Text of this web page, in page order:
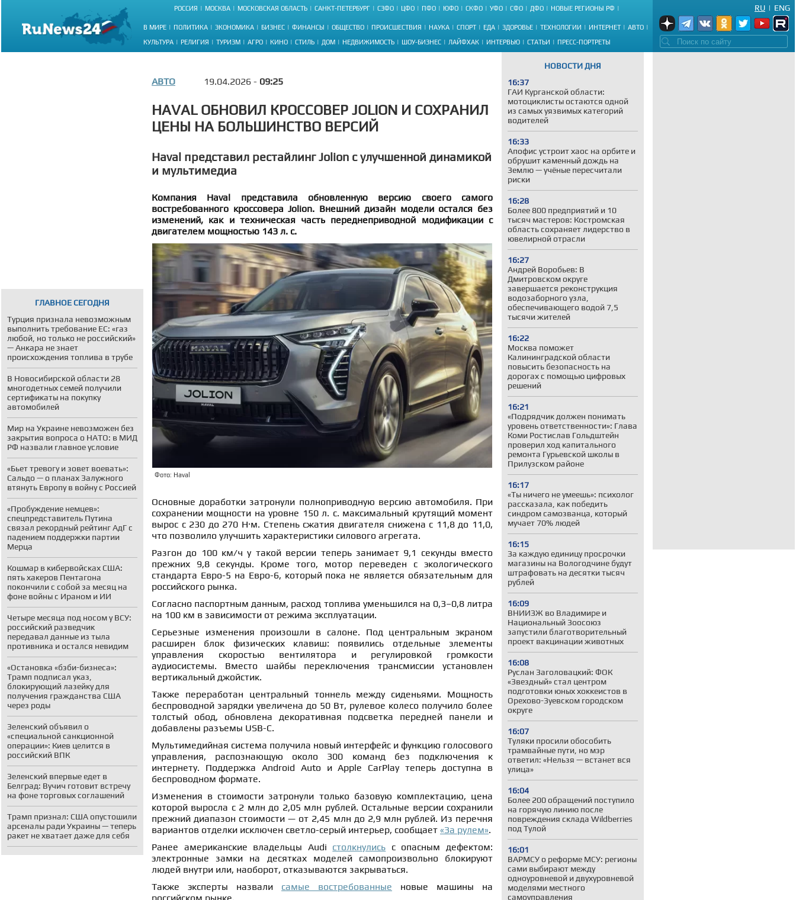
РОССИЯ МОСКВА МОСКОВСКАЯ ОБЛАСТЬ САНКТ-ПЕТЕРБУРГ СЗФО ЦФО ПФО ЮФО СКФО УФО СФО ДФО НОВЫЕ РЕГИОНЫ РФ
В МИРЕ ПОЛИТИКА ЭКОНОМИКА БИЗНЕС ФИНАНСЫ ОБЩЕСТВО ПРОИСШЕСТВИЯ НАУКА СПОРТ ЕДА ЗДОРОВЬЕ ТЕХНОЛОГИИ ИНТЕРНЕТ АВТО
КУЛЬТУРА РЕЛИГИЯ ТУРИЗМ АГРО КИНО СТИЛЬ ДОМ НЕДВИЖИМОСТЬ ШОУ-БИЗНЕС ЛАЙФХАК ИНТЕРВЬЮ СТАТЬИ ПРЕСС-ПОРТРЕТЫ
ENG
|
RU
ГЛАВНОЕ СЕГОДНЯ
Турция признала невозможным
выполнить требование ЕС: «газ
любой, но только не российский»
— Анкара не знает
происхождения топлива в трубе
В Новосибирской области 28
многодетных семей получили
сертификаты на покупку
автомобилей
Мир на Украине невозможен без
закрытия вопроса о НАТО: в МИД
РФ назвали главное условие
«Бьет тревогу и зовет воевать»:
Сальдо — о планах Залужного
втянуть Европу в войну с Россией
«Пробуждение немцев»:
спецпредставитель Путина
связал рекордный рейтинг АдГ с
падением поддержки партии
Мерца
Кошмар в кибервойсках США:
пять хакеров Пентагона
покончили с собой за месяц на
фоне войны с Ираном и ИИ
Четыре месяца под носом у ВСУ:
российский разведчик
передавал данные из тыла
противника и остался невидим
«Остановка «бэби-бизнеса»:
Трамп подписал указ,
блокирующий лазейку для
получения гражданства США
через роды
Зеленский объявил о
«специальной санкционной
операции»: Киев целится в
российский ВПК
Зеленский впервые едет в
Белград: Вучич готовит встречу
на фоне торговых соглашений
Трамп признал: США опустошили
арсеналы ради Украины — теперь
ракет не хватает даже для себя
НОВОСТИ ДНЯ
16:37
ГАИ Курганской области:
мотоциклисты остаются одной
из самых уязвимых категорий
водителей
16:33
Апофис устроит хаос на орбите и
обрушит каменный дождь на
Землю — учёные пересчитали
риски
16:28
Более 800 предприятий и 10
тысяч мастеров: Костромская
область сохраняет лидерство в
ювелирной отрасли
16:27
Андрей Воробьев: В
Дмитровском округе
завершается реконструкция
водозаборного узла,
обеспечивающего водой 7,5
тысячи жителей
16:22
Москва поможет
Калининградской области
повысить безопасность на
дорогах с помощью цифровых
решений
16:21
«Подрядчик должен понимать
уровень ответственности»: Глава
Коми Ростислав Гольдштейн
проверил ход капитального
ремонта Гурьевской школы в
Прилузском районе
16:17
«Ты ничего не умеешь»: психолог
рассказала, как победить
синдром самозванца, который
мучает 70% людей
16:15
За каждую единицу просрочки
магазины на Вологодчине будут
штрафовать на десятки тысяч
рублей
16:09
ВНИИЗЖ во Владимире и
Национальный Зоосоюз
запустили благотворительный
проект вакцинации животных
16:08
Руслан Заголовацкий: ФОК
«Звездный» стал центром
подготовки юных хоккеистов в
Орехово-Зуевском городском
округе
16:07
Туляки просили обособить
трамвайные пути, но мэр
ответил: «Нельзя — встанет вся
улица»
16:04
Более 200 обращений поступило
на горячую линию после
повреждения склада Wildberries
под Тулой
16:01
ВАРМСУ о реформе МСУ: регионы
сами выбирают между
одноуровневой и двухуровневой
моделями местного
самоуправления
АВТО 19.04.2026 - 09:25
HAVAL ОБНОВИЛ КРОССОВЕР JOLION И СОХРАНИЛ
ЦЕНЫ НА БОЛЬШИНСТВО ВЕРСИЙ
Haval представил рестайлинг Jolion с улучшенной динамикой
и мультимедиа
Компания Haval представила обновленную версию своего самого
востребованного кроссовера Jolion. Внешний дизайн модели остался без
изменений, как и техническая часть переднеприводной модификации с
двигателем мощностью 143 л. с.
Фото: Haval
Основные доработки затронули полноприводную версию автомобиля. При
сохранении мощности на уровне 150 л. с. максимальный крутящий момент
вырос с 230 до 270 Н·м. Степень сжатия двигателя снижена с 11,8 до 11,0,
что позволило улучшить характеристики силового агрегата.
Разгон до 100 км/ч у такой версии теперь занимает 9,1 секунды вместо
прежних 9,8 секунды. Кроме того, мотор переведен с экологического
стандарта Евро-5 на Евро-6, который пока не является обязательным для
российского рынка.
Согласно паспортным данным, расход топлива уменьшился на 0,3–0,8 литра
на 100 км в зависимости от режима эксплуатации.
Серьезные изменения произошли в салоне. Под центральным экраном
расширен блок физических клавиш: появились отдельные элементы
управления скоростью вентилятора и регулировкой громкости
аудиосистемы. Вместо шайбы переключения трансмиссии установлен
вертикальный джойстик.
Также переработан центральный тоннель между сиденьями. Мощность
беспроводной зарядки увеличена до 50 Вт, рулевое колесо получило более
толстый обод, обновлена декоративная подсветка передней панели и
добавлены разъемы USB-C.
Мультимедийная система получила новый интерфейс и функцию голосового
управления, распознающую около 300 команд без подключения к
интернету. Поддержка Android Auto и Apple CarPlay теперь доступна в
беспроводном формате.
Изменения в стоимости затронули только базовую комплектацию, цена
которой выросла с 2 млн до 2,05 млн рублей. Остальные версии сохранили
прежний диапазон стоимости — от 2,45 млн до 2,9 млн рублей. Из перечня
вариантов отделки исключен светло-серый интерьер, сообщает «За рулем».
Ранее американские владельцы Audi столкнулись с опасным дефектом:
электронные замки на десятках моделей самопроизвольно блокируют
людей внутри или, наоборот, отказываются закрываться.
Также эксперты назвали самые востребованные новые машины на